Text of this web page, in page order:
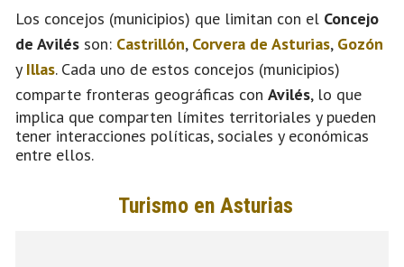
Los concejos (municipios) que limitan con el Concejo
de Avilés son: Castrillón, Corvera de Asturias, Gozón
y Illas. Cada uno de estos concejos (municipios)
comparte fronteras geográficas con Avilés, lo que
implica que comparten límites territoriales y pueden
tener interacciones políticas, sociales y económicas
entre ellos.